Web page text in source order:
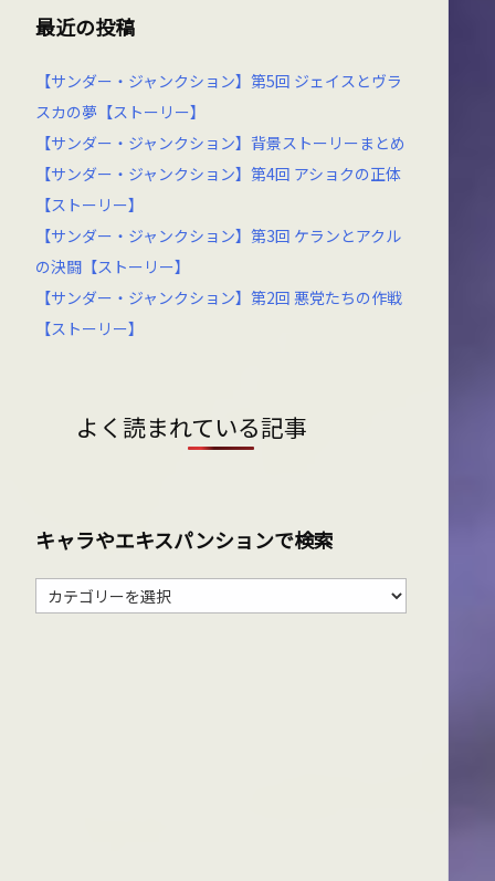
最近の投稿
【サンダー・ジャンクション】第5回 ジェイスとヴラ
スカの夢【ストーリー】
【サンダー・ジャンクション】背景ストーリーまとめ
【サンダー・ジャンクション】第4回 アショクの正体
【ストーリー】
【サンダー・ジャンクション】第3回 ケランとアクル
の決闘【ストーリー】
【サンダー・ジャンクション】第2回 悪党たちの作戦
【ストーリー】
よく読まれている記事
キャラやエキスパンションで検索
キ
ャ